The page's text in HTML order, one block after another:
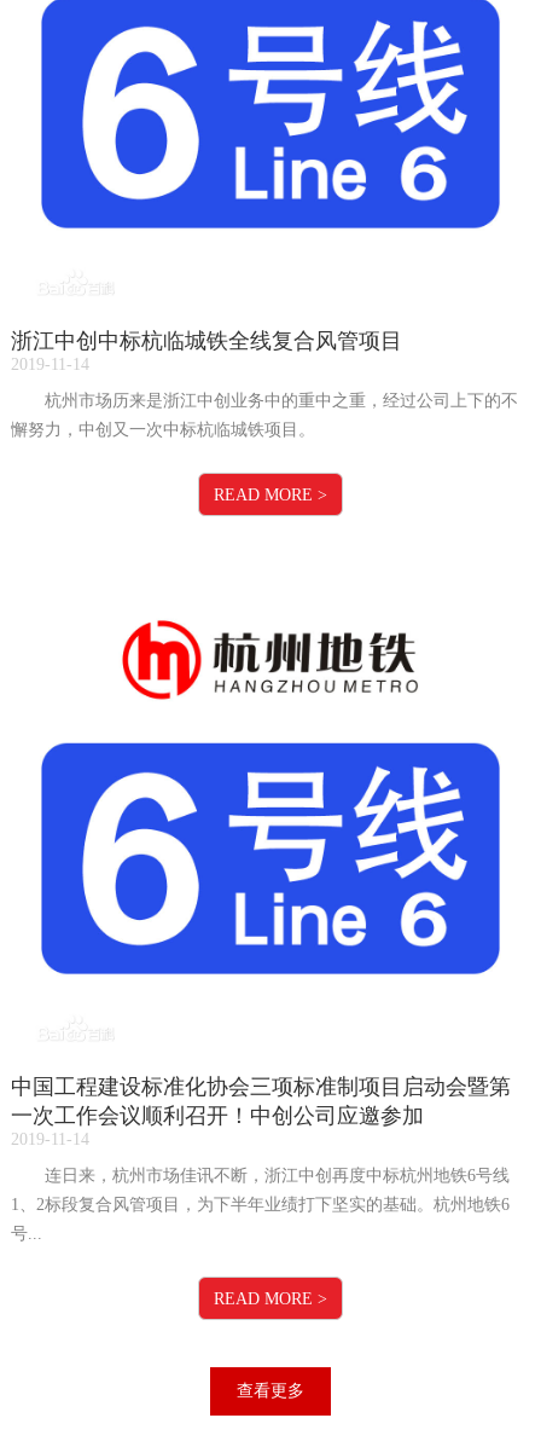
浙江中创中标杭临城铁全线复合风管项目
2019-11-14
杭州市场历来是浙江中创业务中的重中之重，经过公司上下的不
懈努力，中创又一次中标杭临城铁项目。
READ MORE >
中国工程建设标准化协会三项标准制项目启动会暨第
一次工作会议顺利召开！中创公司应邀参加
2019-11-14
连日来，杭州市场佳讯不断，浙江中创再度中标杭州地铁6号线
1、2标段复合风管项目，为下半年业绩打下坚实的基础。杭州地铁6
号...
READ MORE >
查看更多